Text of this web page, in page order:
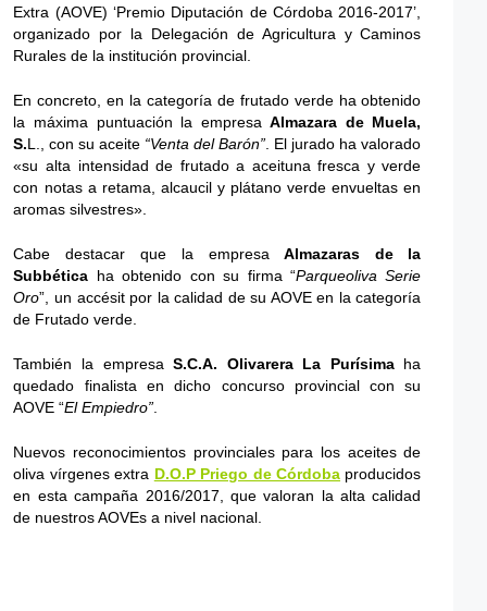
Extra (AOVE) ‘Premio Diputación de Córdoba 2016-2017’,
organizado por la Delegación de Agricultura y Caminos
Rurales de la institución provincial.
En concreto, en la categoría de frutado verde ha obtenido
la máxima puntuación la empresaAlmazara de Muela,
S.L., con su aceite “Venta del Barón” . El jurado ha valorado
«su alta intensidad de frutado a aceituna fresca y verde
con notas a retama, alcaucil y plátano verde envueltas en
aromas silvestres».
Cabe destacar que la empresa Almazaras de la
Subbética ha obtenido con su firma “Parqueoliva Serie
Oro”, un accésit por la calidad de su AOVE en la categoría
de Frutado verde.
También la empresaS.C.A. Olivarera La Purísimaha
quedado finalista en dicho concurso provincial con su
AOVE “El Empiedro”
Nuevos reconocimientos provinciales para los aceites de
oliva vírgenes extra D.O.P Priego de Córdoba producidos
en esta campaña 2016/2017, que valoran la alta calidad
de nuestros AOVEs a nivel nacional.